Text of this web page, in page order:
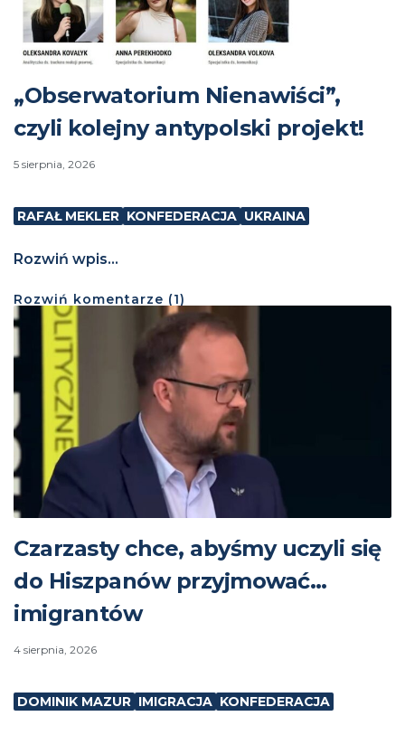
„Obserwatorium Nienawiści”,
czyli kolejny antypolski projekt!
5 sierpnia, 2026
RAFAŁ MEKLER KONFEDERACJA UKRAINA
Rozwiń wpis...
Rozwiń komentarze (1)
Czarzasty chce, abyśmy uczyli się
do Hiszpanów przyjmować…
imigrantów
4 sierpnia, 2026
DOMINIK MAZUR IMIGRACJA KONFEDERACJA